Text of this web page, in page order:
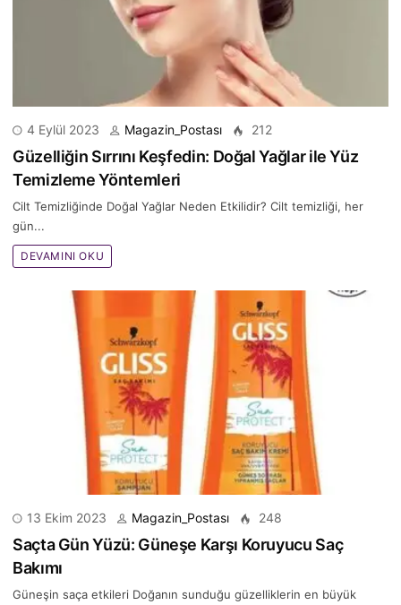
4 Eylül 2023 Magazin_Postası 212
Güzelliğin Sırrını Keşfedin: Doğal Yağlar ile Yüz
Temizleme Yöntemleri
Cilt Temizliğinde Doğal Yağlar Neden Etkilidir? Cilt temizliği, her
gün...
DEVAMINI OKU
13 Ekim 2023 Magazin_Postası 248
Saçta Gün Yüzü: Güneşe Karşı Koruyucu Saç
Bakımı
Güneşin saça etkileri Doğanın sunduğu güzelliklerin en büyük